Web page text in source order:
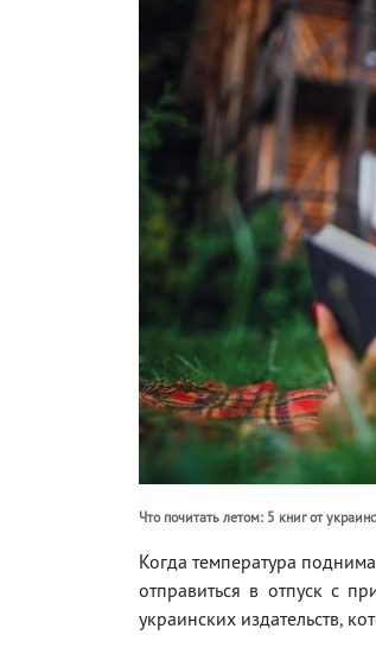
Что почитать летом: 5 книг от
Когда температура
отправиться в отпуск с
украинских издательств,